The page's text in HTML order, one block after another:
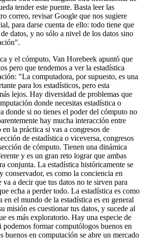
tender este puente. Basta leer las
correo, revisar Google que nos sugiere
para darse cuenta de ello: todo tiene que
datos, y no sólo a nivel de los datos sino
y el cómputo, Van Horebeek apuntó que
pero que tendemos a ver la estadística
"La computadora, por supuesto, es una
para los estadísticos, pero esta
lejos. Hay diversidad de problemas que
donde necesitas estadística o
donde si no tienes el poder del cómputo no
hay mucha interacción entre
la práctica si vas a congresos de
de estadística o viceversa, congresos
de cómputo. Tienen una dinámica
y es un gran reto lograr que ambas
conjunta. La estadística históricamente se
conservador, es como la conciencia en
va a decir que tus datos no te sirven para
echa a perder todo. La estadística es como
el mundo de la estadística es en general
misión es cuestionar tus datos, y sucede al
es más exploratorio. Hay una especie de
podemos formar computólogos buenos en
buenos en computación se abre un mercado